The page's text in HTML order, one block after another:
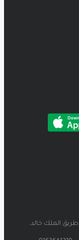
طريق الملك خالد.